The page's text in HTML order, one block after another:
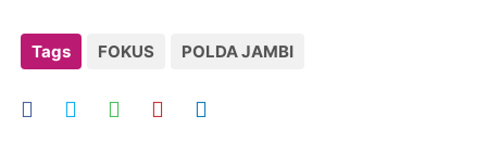
Tags FOKUS POLDA JAMBI